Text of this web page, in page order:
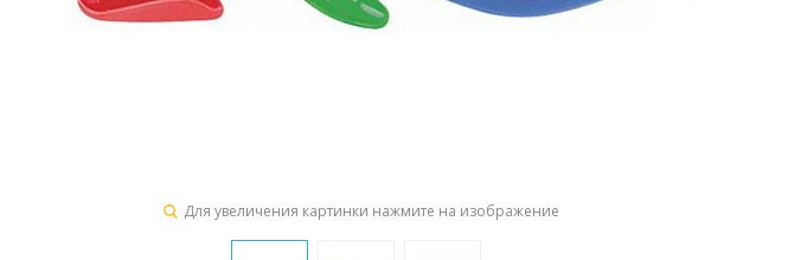
Для увеличения картинки нажмите на изображение